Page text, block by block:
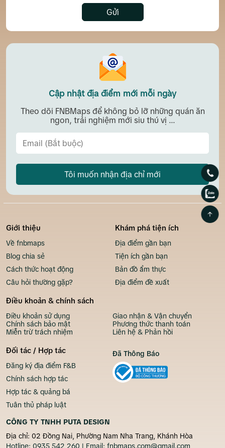
Gửi
Cập nhật địa điểm mới mỗi ngày
Theo dõi FNBMaps để không bỏ lỡ những quán ăn
ngon, trải nghiệm mới siu thú vị ...
Tôi muốn nhận địa chỉ mới
Giới thiệu
Về fnbmaps
Blog chia sẻ
Cách thức hoạt động
Câu hỏi thường gặp?
Khám phá tiện ích
Địa điểm gần bạn
Tiện ích gần bạn
Bản đồ ẩm thực
Địa điểm đề xuất
Điều khoản & chính sách
Điều khoản sử dụng
Chính sách bảo mật
Miễn trừ trách nhiệm
Giao nhận & Vận chuyển
Phương thức thanh toán
Liên hệ & Phản hồi
Đối tác / Hợp tác
Đăng ký địa điểm F&B
Chính sách hợp tác
Hợp tác & quảng bá
Tuân thủ pháp luật
CÔNG TY TNHH PUTA DESIGN
Địa chỉ: 02 Đồng Nai, Phường Nam Nha Trang, Khánh Hòa
Hotline: 0935 542 260 | Email: fnbmaps.com@gmail.com
Đã Thông Báo